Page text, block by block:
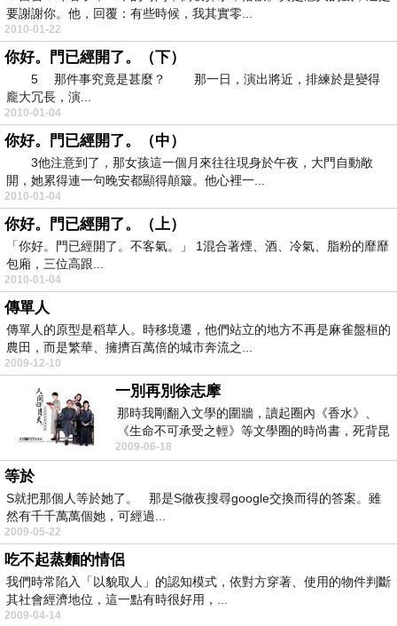
要謝謝你。他，回覆：有些時候，我其實零...
2010-01-22
你好。門已經開了。（下）
5 那件事究竟是甚麼？ 那一日，演出將近，排練於是變得
龐大冗長，演...
2010-01-04
你好。門已經開了。（中）
3他注意到了，那女孩這一個月來往往現身於午夜，大門自動敞
開，她累得連一句晚安都顯得顛簸。他心裡一...
2010-01-04
你好。門已經開了。（上）
「你好。門已經開了。不客氣。」 1混合著煙、酒、冷氣、脂粉的靡靡
包廂，三位高跟...
2010-01-04
傳單人
傳單人的原型是稻草人。時移境遷，他們站立的地方不再是麻雀盤桓的
農田，而是繁華、擁擠百萬倍的城市奔流之...
2009-12-10
一別再別徐志摩
那時我剛翻入文學的圍牆，讀起圈內《香水》、
《生命不可承受之輕》等文學圈的時尚書，死背昆
德拉、賈西...
2009-06-18
等於
S就把那個人等於她了。 那是S徹夜搜尋google交換而得的答案。雖
然有千千萬萬個她，可經過...
2009-05-22
吃不起蒸麵的情侶
我們時常陷入「以貌取人」的認知模式，依對方穿著、使用的物件判斷
其社會經濟地位，這一點有時很好用，...
2009-04-14